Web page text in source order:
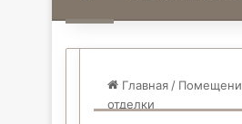
Главная /
отделки